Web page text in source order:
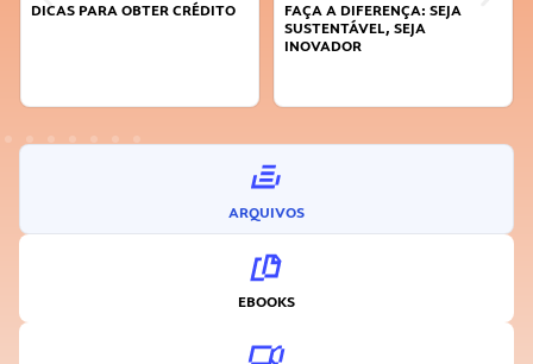
DICAS PARA OBTER CRÉDITO
FAÇA A DIFERENÇA: SEJA
SUSTENTÁVEL, SEJA
INOVADOR
ARQUIVOS
EBOOKS